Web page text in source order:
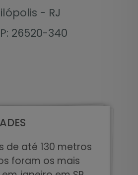
- RJ
26520-340
de até 130 metros
foram os mais